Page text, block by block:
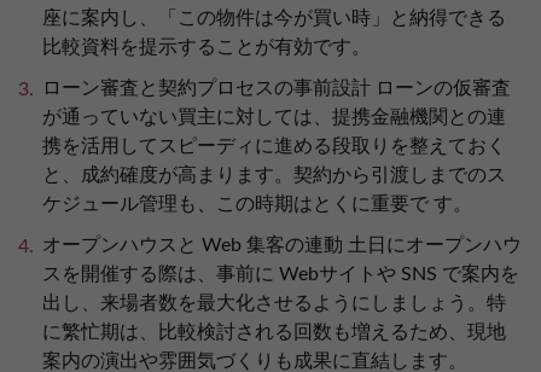
座に案内し、「この物件は今が買い時」と納得できる
比較資料を提示することが有効です。
ローン審査と契約プロセスの事前設計 ローンの仮審査
が通っていない買主に対しては、提携金融機関との連
携を活用してスピーディに進める段取りを整えておく
と、成約確度が高まります。契約から引渡しまでのス
ケジュール管理も、この時期はとくに重要で す。
オープンハウスと Web 集客の連動 土日にオープンハウ
スを開催する際は、事前に Webサイトや SNS で案内を
出し、来場者数を最大化させるようにしましょう。特
に繁忙期は、比較検討される回数も増えるため、現地
案内の演出や雰囲気づくりも成果に直結します。